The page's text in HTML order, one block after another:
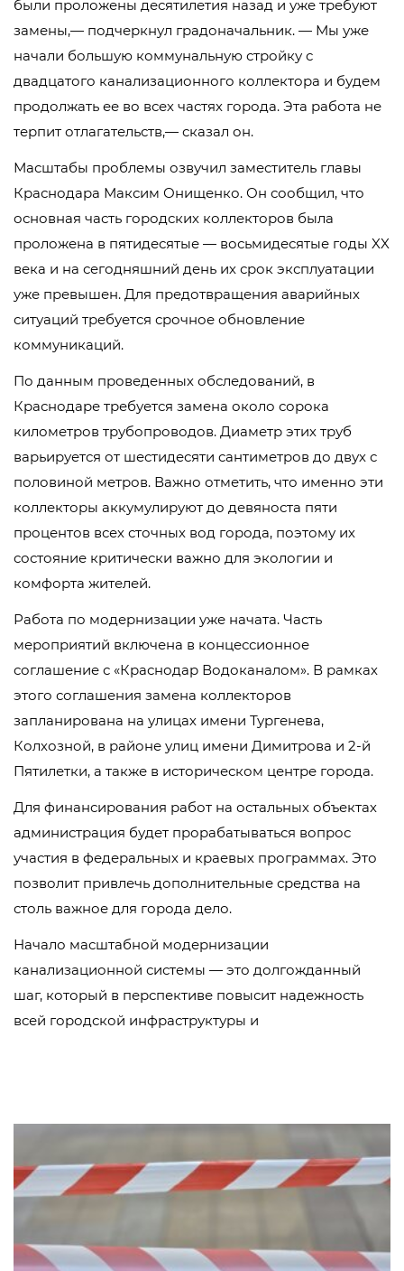
были проложены десятилетия назад и уже требуют
замены,— подчеркнул градоначальник. — Мы уже
начали большую коммунальную стройку с
двадцатого канализационного коллектора и будем
продолжать ее во всех частях города. Эта работа не
терпит отлагательств,— сказал он.
Масштабы проблемы озвучил заместитель главы
Краснодара Максим Онищенко. Он сообщил, что
основная часть городских коллекторов была
проложена в пятидесятые — восьмидесятые годы XX
века и на сегодняшний день их срок эксплуатации
уже превышен. Для предотвращения аварийных
ситуаций требуется срочное обновление
коммуникаций.
По данным проведенных обследований, в
Краснодаре требуется замена около сорока
километров трубопроводов. Диаметр этих труб
варьируется от шестидесяти сантиметров до двух с
половиной метров. Важно отметить, что именно эти
коллекторы аккумулируют до девяноста пяти
процентов всех сточных вод города, поэтому их
состояние критически важно для экологии и
комфорта жителей.
Работа по модернизации уже начата. Часть
мероприятий включена в концессионное
соглашение с «Краснодар Водоканалом». В рамках
этого соглашения замена коллекторов
запланирована на улицах имени Тургенева,
Колхозной, в районе улиц имени Димитрова и 2-й
Пятилетки, а также в историческом центре города.
Для финансирования работ на остальных объектах
администрация будет прорабатываться вопрос
участия в федеральных и краевых программах. Это
позволит привлечь дополнительные средства на
столь важное для города дело.
Начало масштабной модернизации
канализационной системы — это долгожданный
шаг, который в перспективе повысит надежность
всей городской инфраструктуры и